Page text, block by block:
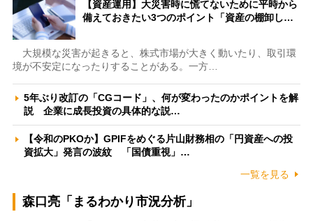
【資産運用】大災害時に慌てないために平時から
備えておきたい3つのポイント「資産の棚卸し…
大規模な災害が起きると、株式市場が大きく動いたり、取引環
境が不安定になったりすることがある。一方…
5年ぶり改訂の「CGコード」、何が変わったのかポイントを解
説 企業に成長投資の具体的な説…
【令和のPKOか】GPIFをめぐる片山財務相の「円資産への投
資拡大」発言の波紋 「国債重視」…
一覧を見る
森口亮「まるわかり市況分析」